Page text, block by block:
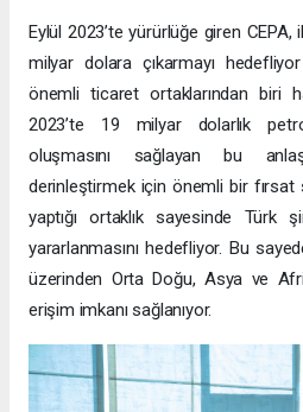
Eylül 2023’te yürürlüğe giren
milyar dolara çıkarmayı
önemli ticaret ortaklarından biri
2023’te 19 milyar dolarlık
oluşmasını sağlayan bu
derinleştirmek için önemli bir fırsat
yaptığı ortaklık sayesinde Türk
yararlanmasını hedefliyor. Bu
üzerinden Orta Doğu, Asya ve
erişim imkanı sağlanıyor.